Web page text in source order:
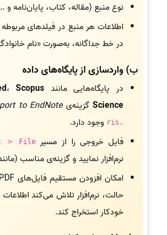
نوع منبع (مقاله، کتاب،
اطلاعات هر منبع در فیلدهای
در خط جداگانه، به‌صورت «نام
ب) واردسازی از پایگاه‌های داده
در پایگاه‌هایی مانند ،Scopus
Science گزینه‌یto EndNote
.ris
وجود دارد.
فایل خروجی را از مسیر> File
نرم‌افزار نمایید و گزینه‌ی مناسب
حالت، نرم‌افزار تلاش می‌کند
خودکار استخراج کند.